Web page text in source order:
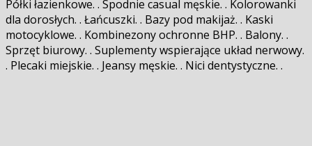
Półki łazienkowe. . Spodnie casual męskie. . Kolorowanki
dla dorosłych. . Łańcuszki. . Bazy pod makijaż. . Kaski
motocyklowe. . Kombinezony ochronne BHP. . Balony. .
Sprzęt biurowy. . Suplementy wspierające układ nerwowy.
. Plecaki miejskie. . Jeansy męskie. . Nici dentystyczne. .